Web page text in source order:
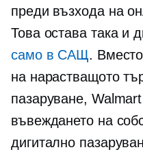
преди възхода на
Това остава така и
само в САЩ.
на нарастващото
пазаруване,
въвеждането на
дигитално